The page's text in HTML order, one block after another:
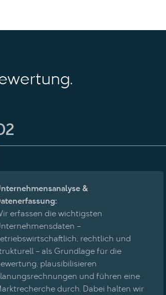
&
erfassen die wichtigsten
–
rechtlich und
– als Grundlage für die
plausibilisieren
und führen eine
durch. Dabei halten wir